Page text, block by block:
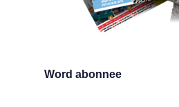
Word abonnee